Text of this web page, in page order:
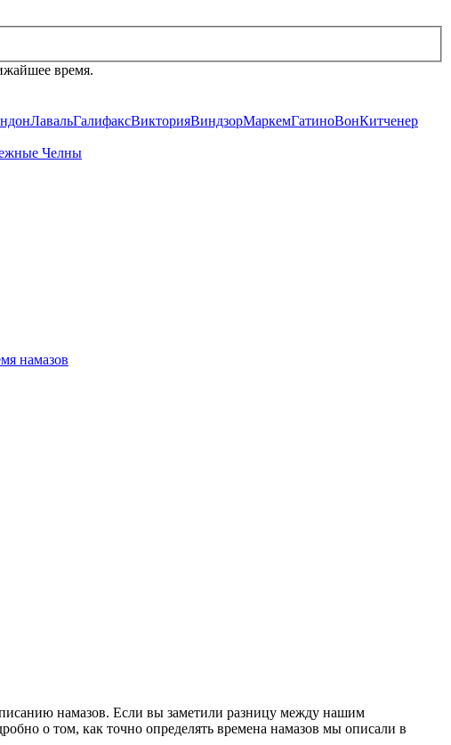
время.
ЛавальГалифаксВикторияВиндзорМаркемГатиноВонКитченер
Челны
намазов
намазов. Если вы заметили разницу между нашим
о том, как точно определять времена намазов мы описали в